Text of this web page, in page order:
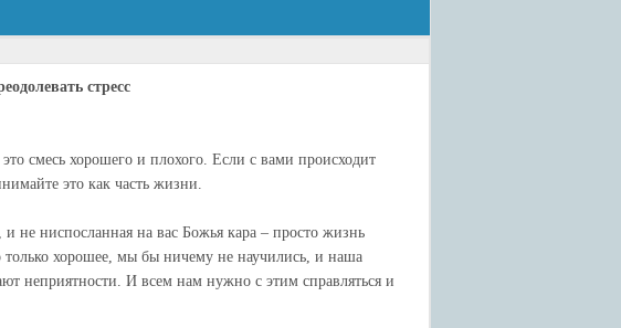
стресс
смесь хорошего и плохого. Если с вами происходит
это как часть жизни.
не ниспосланная на вас Божья кара – просто жизнь
хорошее, мы бы ничему не научились, и наша
неприятности. И всем нам нужно с этим справляться и